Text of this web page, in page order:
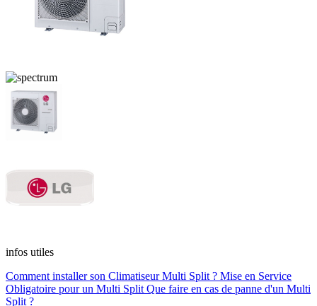
infos utiles
Comment installer son Climatiseur Multi Split ? Mise en Service
Obligatoire pour un Multi Split Que faire en cas de panne d'un Multi
Split ?